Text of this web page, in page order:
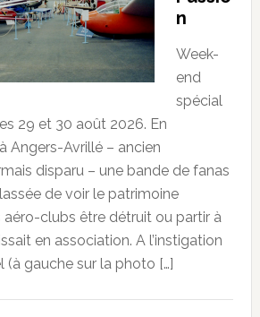
n
Week-
end
spécial
29 et 30 août 2026. En
Angers-Avrillé – ancien
disparu – une bande de fanas
de voir le patrimoine
aéro-clubs être détruit ou partir à
en association. A l’instigation
(à gauche sur la photo […]